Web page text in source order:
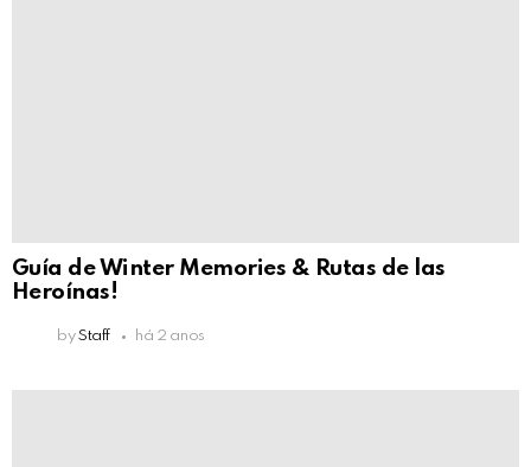
Guía de Winter Memories & Rutas de las
Heroínas!
by Staff há 2 anos